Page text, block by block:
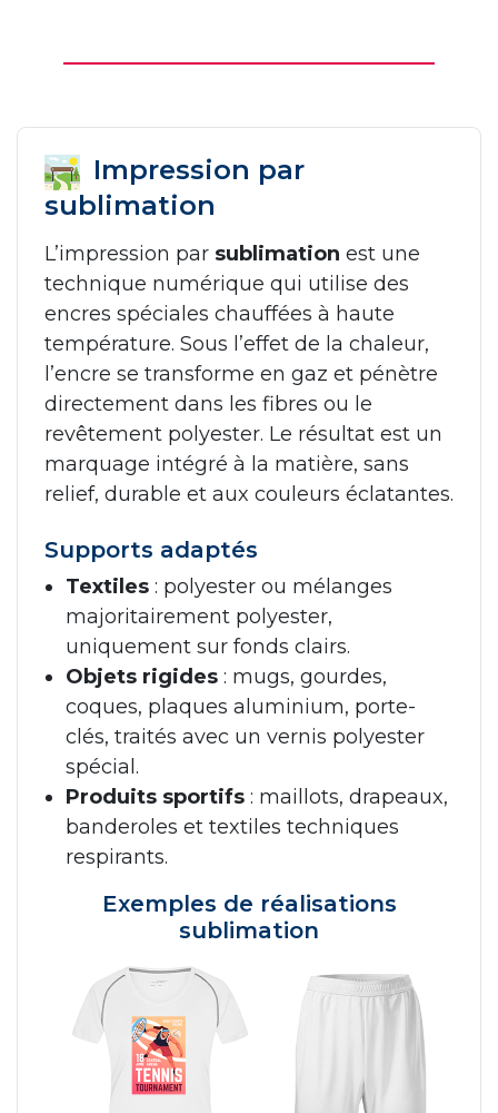
Impression par
sublimation
L’impression par sublimation est une
technique numérique qui utilise des
encres spéciales chauffées à haute
température. Sous l’effet de la chaleur,
l’encre se transforme en gaz et pénètre
directement dans les fibres ou le
revêtement polyester. Le résultat est un
marquage intégré à la matière, sans
relief, durable et aux couleurs éclatantes.
Supports adaptés
Textiles : polyester ou mélanges
majoritairement polyester,
uniquement sur fonds clairs.
Objets rigides : mugs, gourdes,
coques, plaques aluminium, porte-
clés, traités avec un vernis polyester
spécial.
Produits sportifs : maillots, drapeaux,
banderoles et textiles techniques
respirants.
Exemples de réalisations
sublimation